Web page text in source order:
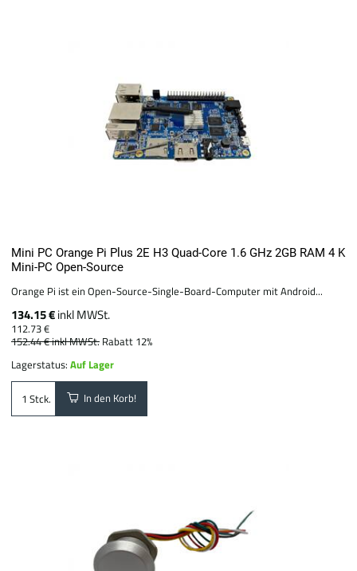
Mini PC Orange Pi Plus 2E H3 Quad-Core 1.6 GHz 2GB RAM 4 K
Mini-PC Open-Source
Orange Pi ist ein Open-Source-Single-Board-Computer mit Android...
134.15 €inkl MWSt.
112.73 €
152.44 €inkl MWSt. Rabatt 12%
Lagerstatus:Auf Lager
Stck. In den Korb!